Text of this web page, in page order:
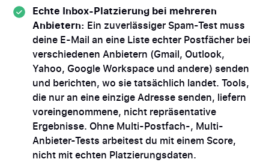
Echte Inbox-Platzierung bei mehreren
Anbietern: Ein zuverlässiger Spam-Test muss
deine E-Mail an eine Liste echter Postfächer bei
verschiedenen Anbietern (Gmail, Outlook,
Yahoo, Google Workspace und andere) senden
und berichten, wo sie tatsächlich landet. Tools,
die nur an eine einzige Adresse senden, liefern
voreingenommene, nicht repräsentative
Ergebnisse. Ohne Multi-Postfach-, Multi-
Anbieter-Tests arbeitest du mit einem Score,
nicht mit echten Platzierungsdaten.